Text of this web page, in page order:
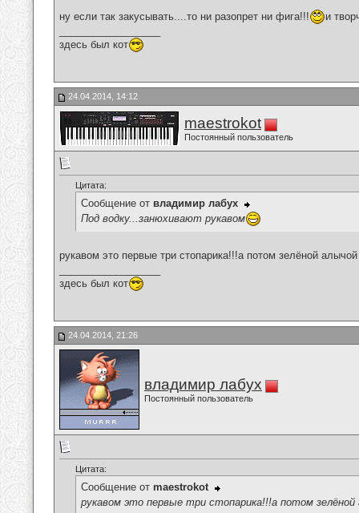
ну если так закусывать....то ни разопрет ни фига!!!
и
здесь был кот
24.04.2014, 14:12
maestrokot
Постоянный пользователь
Цитата:
Сообщение от владимир лабух
Под водку...занюхивают рукавом
рукавом это первые три стопарика!!!а потом зелёной
здесь был кот
24.04.2014, 21:26
владимир лабух
Постоянный пользователь
Цитата:
Сообщение от maestrokot
рукавом это первые три стопарика!!!а потом зелёной